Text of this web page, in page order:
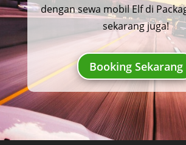
dengan sewa mobil Elf di
sekarang juga!
Booking Sekarang